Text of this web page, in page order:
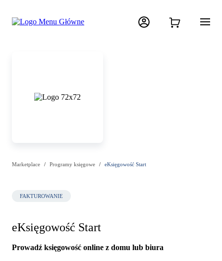
Marketplace Programy księgowe eKsięgowość Start
FAKTUROWANIE
eKsięgowość Start
Prowadź księgowość online z domu lub biura